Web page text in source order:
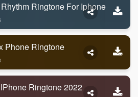
Ringtone For Iphone
Phone Ringtone
Ringtone 2022